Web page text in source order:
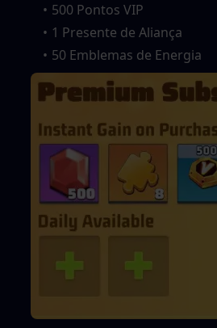
500 Pontos VIP
1 Presente de Aliança
50 Emblemas de Energia